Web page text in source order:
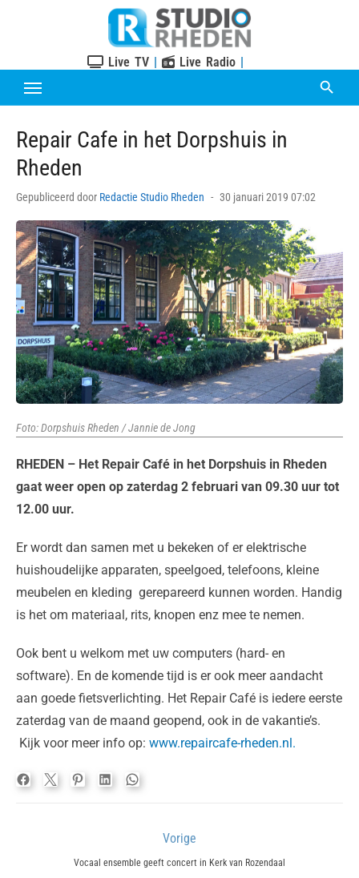
Live TV | Live Radio |
Repair Cafe in het Dorpshuis in
Rheden
Gepubliceerd door Redactie Studio Rheden
Posted
30 januari 2019 07:02
Foto: Dorpshuis Rheden / Jannie de Jong
RHEDEN – Het Repair Café in het Dorpshuis in Rheden
gaat weer open op zaterdag 2 februari van 09.30 uur tot
12.00 uur.
Er wordt dan samen met u bekeken of er elektrische
huishoudelijke apparaten, speelgoed, telefoons, kleine
meubelen en kleding gerepareerd kunnen worden. Handig
is het om materiaal, rits, knopen enz mee te nemen.
Ook bent u welkom met uw computers (hard- en
software). En de komende tijd is er ook meer aandacht
aan goede fietsverlichting. Het Repair Café is iedere eerste
zaterdag van de maand geopend, ook in de vakantie’s.
Kijk voor meer info op: www.repaircafe-rheden.nl.
navigatie
Vorige
Previous
Vocaal ensemble geeft concert in Kerk van Rozendaal